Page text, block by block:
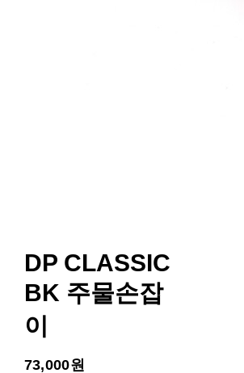
DP CLASSIC
BK 주물손잡
이
73,000원